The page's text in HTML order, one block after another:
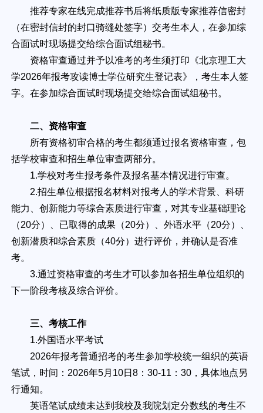
推荐专家在线完成推荐书后将纸质版专家推荐信密封
（在密封信封的封口骑缝处签字）交考生本人，在参加综
合面试时现场提交给综合面试组秘书。
资格审查通过并予以准考的考生须打印《北京理工大
学2026年报考攻读博士学位研究生登记表》，考生本人签
字。在参加综合面试时现场提交给综合面试组秘书。
二、资格审查
所有资格初审合格的考生都须通过报名资格审查，包
括学校审查和招生单位审查两部分。
1.学校对考生报考条件及报名基本情况进行审查。
2.招生单位根据报名材料对报考人的学术背景、科研
能力、创新能力等综合素质进行审查，对其专业基础理论
（20分）、已取得的成果（20分）、外语水平（20分）、
创新潜质和综合素质（40分）进行评价，并确认是否准
考。
3.通过资格审查的考生才可以参加各招生单位组织的
下一阶段考核及综合评价。
三、考核工作
1.外国语水平考试
2026年报考普通招考的考生参加学校统一组织的英语
笔试，时间：2026年5月10日8：30-11：30，具体地点另
行通知。
英语笔试成绩未达到我校及我院划定分数线的考生不